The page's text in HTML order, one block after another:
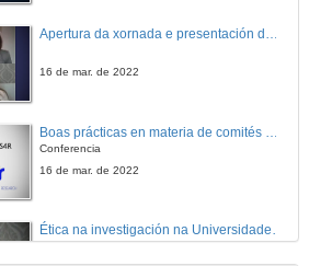
Apertura da xornada e presentación de Lluís Rovira
16 de mar. de 2022
Conferencia
16 de mar. de 2022
Ética na investigación na Universidade de Vigo